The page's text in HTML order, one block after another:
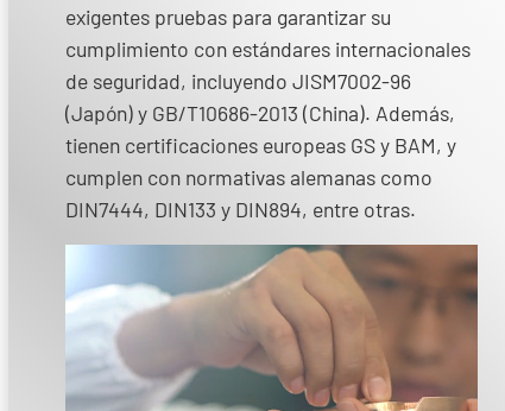
exigentes pruebas para garantizar su
cumplimiento con estándares internacionales
de seguridad, incluyendo JISM7002-96
(Japón) y GB/T10686-2013 (China). Además,
tienen certificaciones europeas GS y BAM, y
cumplen con normativas alemanas como
DIN7444, DIN133 y DIN894, entre otras.